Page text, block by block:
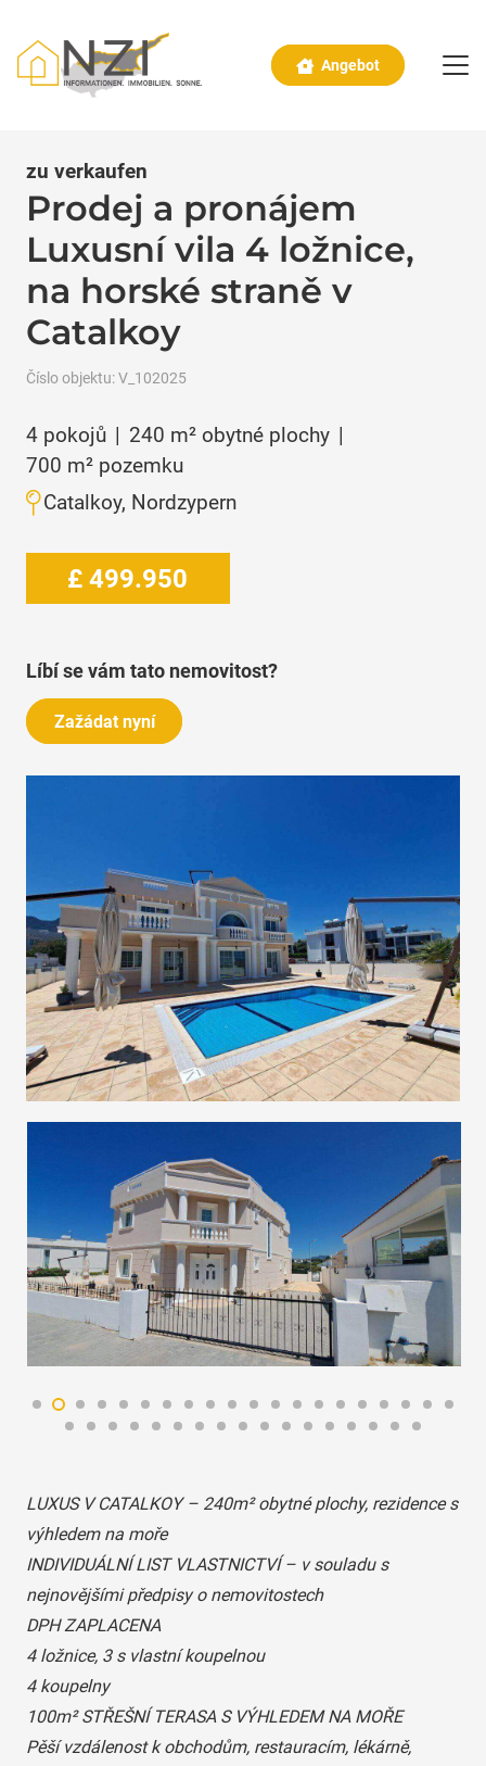
Angebot
zu verkaufen
Prodej a pronájem
Luxusní vila 4 ložnice,
na horské straně v
Catalkoy
Číslo objektu:V_102025
4 pokojů | 240 m² obytné plochy |
700 m² pozemku
Catalkoy, Nordzypern
£499.950
Líbí se vám tato nemovitost?
Zažádat nyní
LUXUS V CATALKOY – 240m² obytné plochy, rezidence s
výhledem na moře
INDIVIDUÁLNÍ LIST VLASTNICTVÍ – v souladu s
nejnovějšími předpisy o nemovitostech
DPH ZAPLACENA
4 ložnice, 3 s vlastní koupelnou
4 koupelny
100m² STŘEŠNÍ TERASA S VÝHLEDEM NA MOŘE
Pěší vzdálenost k obchodům, restauracím, lékárně,